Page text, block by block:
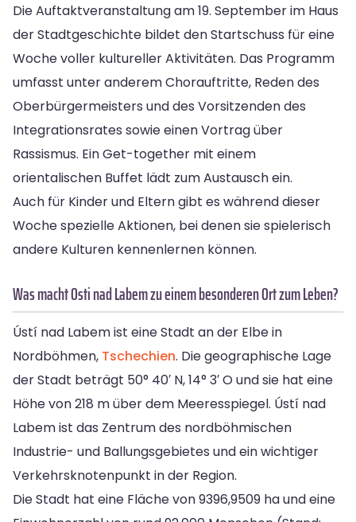
Die Auftaktveranstaltung am 19. September im Haus
der Stadtgeschichte bildet den Startschuss für eine
Woche voller kultureller Aktivitäten. Das Programm
umfasst unter anderem Chorauftritte, Reden des
Oberbürgermeisters und des Vorsitzenden des
Integrationsrates sowie einen Vortrag über
Rassismus. Ein Get-together mit einem
orientalischen Buffet lädt zum Austausch ein.
Auch für Kinder und Eltern gibt es während dieser
Woche spezielle Aktionen, bei denen sie spielerisch
andere Kulturen kennenlernen können.
Was macht Osti nad Labem zu einem besonderen Ort zum Leben?
Ústí nad Labem ist eine Stadt an der Elbe in
Nordböhmen, Tschechien. Die geographische Lage
der Stadt beträgt 50° 40′ N, 14° 3′ O und sie hat eine
Höhe von 218 m über dem Meeresspiegel. Ústí nad
Labem ist das Zentrum des nordböhmischen
Industrie- und Ballungsgebietes und ein wichtiger
Verkehrsknotenpunkt in der Region.
Die Stadt hat eine Fläche von 9396,9509 ha und eine